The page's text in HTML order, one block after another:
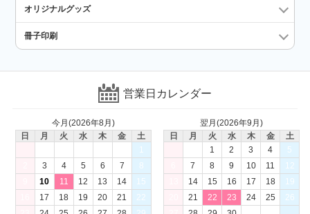
オリジナルグッズ
冊子印刷
営業日カレンダー
今月(2026年8月)
日
月 火 水 木 金
土
1
3 4 5 6 7
8
10 11 12 13 14
15
17 18 19 20 21
22
翌月(2026年9月)
日
月 火 水 木 金
土
1
2 3 4
5
7 8 9 10 11
12
14 15 16 17 18
19
21 22 23 24 25
26